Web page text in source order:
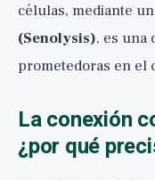
células, mediante
(Senolysis), es una
prometedoras en el
La conexión
¿por qué